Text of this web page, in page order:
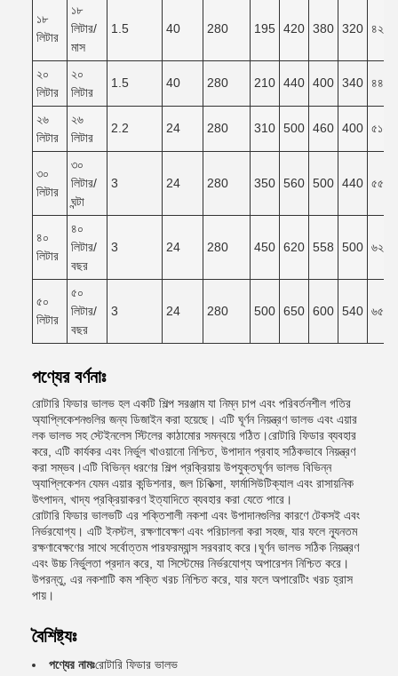
১৮
লিটার
১৮
লিটার/
মাস
1.5 40 280 195 420 380 320
২০
লিটার
২০
লিটার
1.5 40 280 210 440 400 340
২৬
লিটার
২৬
লিটার
2.2 24 280 310 500 460 400
৩০
লিটার
৩০
লিটার/
ঘন্টা
3 24 280 350 560 500 440
৪০
লিটার
৪০
লিটার/
বছর
3 24 280 450 620 558 500
৫০
লিটার
৫০
লিটার/
বছর
3 24 280 500 650 600 540
পণ্যের বর্ণনাঃ
রোটারি ফিডার ভালভ হল একটি শিল্প সরঞ্জাম যা নিম্ন চাপ এবং পরিবর্তনশীল গতির
অ্যাপ্লিকেশনগুলির জন্য ডিজাইন করা হয়েছে। এটি ঘূর্ণন নিয়ন্ত্রণ ভালভ এবং এয়ার
লক ভালভ সহ স্টেইনলেস স্টিলের কাঠামোর সমন্বয়ে গঠিত।রোটারি ফিডার ব্যবহার
করে, এটি কার্যকর এবং নির্ভুল খাওয়ানো নিশ্চিত, উপাদান প্রবাহ সঠিকভাবে নিয়ন্ত্রণ
করা সম্ভব।এটি বিভিন্ন ধরণের শিল্প প্রক্রিয়ায় উপযুক্তঘূর্ণন ভালভ বিভিন্ন
অ্যাপ্লিকেশন যেমন এয়ার কন্ডিশনার, জল চিকিত্সা, ফার্মাসিউটিক্যাল এবং রাসায়নিক
উৎপাদন, খাদ্য প্রক্রিয়াকরণ ইত্যাদিতে ব্যবহার করা যেতে পারে।
রোটারি ফিডার ভালভটি এর শক্তিশালী নকশা এবং উপাদানগুলির কারণে টেকসই এবং
নির্ভরযোগ্য। এটি ইনস্টল, রক্ষণাবেক্ষণ এবং পরিচালনা করা সহজ, যার ফলে ন্যূনতম
রক্ষণাবেক্ষণের সাথে সর্বোত্তম পারফরম্যান্স সরবরাহ করে।ঘূর্ণন ভালভ সঠিক নিয়ন্ত্রণ
এবং উচ্চ নির্ভুলতা প্রদান করে, যা সিস্টেমের নির্ভরযোগ্য অপারেশন নিশ্চিত করে।
উপরন্তু, এর নকশাটি কম শক্তি খরচ নিশ্চিত করে, যার ফলে অপারেটিং খরচ হ্রাস
পায়।
বৈশিষ্ট্যঃ
পণ্যের নামঃরোটারি ফিডার ভালভ